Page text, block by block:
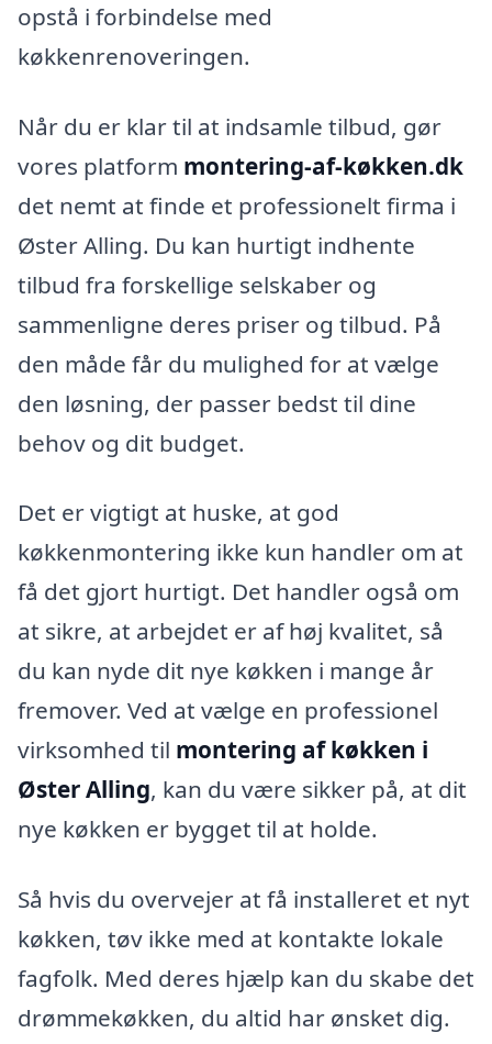
opstå i forbindelse med
køkkenrenoveringen.
Når du er klar til at indsamle tilbud, gør
vores platform montering-af-køkken.dk
det nemt at finde et professionelt firma i
Øster Alling. Du kan hurtigt indhente
tilbud fra forskellige selskaber og
sammenligne deres priser og tilbud. På
den måde får du mulighed for at vælge
den løsning, der passer bedst til dine
behov og dit budget.
Det er vigtigt at huske, at god
køkkenmontering ikke kun handler om at
få det gjort hurtigt. Det handler også om
at sikre, at arbejdet er af høj kvalitet, så
du kan nyde dit nye køkken i mange år
fremover. Ved at vælge en professionel
virksomhed til montering af køkken i
Øster Alling, kan du være sikker på, at dit
nye køkken er bygget til at holde.
Så hvis du overvejer at få installeret et nyt
køkken, tøv ikke med at kontakte lokale
fagfolk. Med deres hjælp kan du skabe det
drømmekøkken, du altid har ønsket dig.